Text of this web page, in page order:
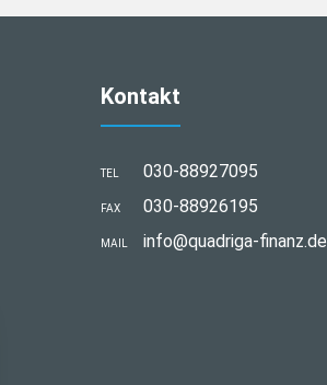
Kontakt
TEL 030-88927095
FAX 030-88926195
MAIL info@quadriga-finanz.de